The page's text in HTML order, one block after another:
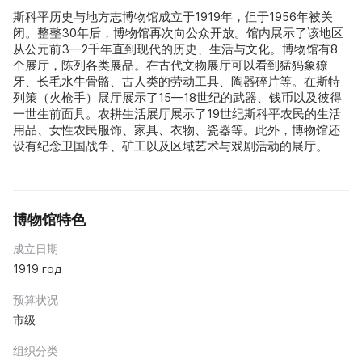
斯科平历史与地方志博物馆成立于1919年，但于1956年被关
闭。整整30年后，博物馆再次向公众开放。馆内展示了该地区
从公元前3—2千年直到现代的历史、生活与文化。博物馆有8
个展厅，陈列各类展品。在古代文物展厅可以看到猛犸象獠
牙、长毛水牛骨骼、古人类的劳动工具、陶器碎片等。在斯特
列策（火枪手）展厅展示了15—18世纪的武器、钱币以及彼得
一世生前面具。农耕生活展厅展示了19世纪斯科平农民的生活
用品、女性农民服饰、家具、衣物、瓷器等。此外，博物馆还
设有纪念卫国战争、矿工以及区域艺术与戏剧活动的展厅。
博物馆特色
成立日期
1919 год
预算状况
市级
组织分类